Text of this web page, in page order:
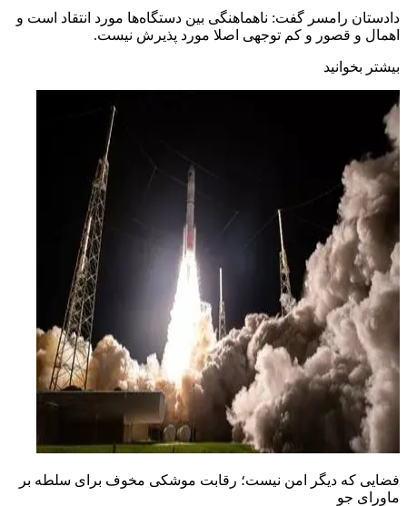
دادستان رامسر گفت: ناهماهنگی بین دستگاه‌ها مورد انتقاد است و
اهمال و قصور و کم توجهی اصلا مورد پذیرش نیست.
بیشتر بخوانید
فضایی که دیگر امن نیست؛ رقابت موشکی مخوف برای سلطه بر
ماورای جو